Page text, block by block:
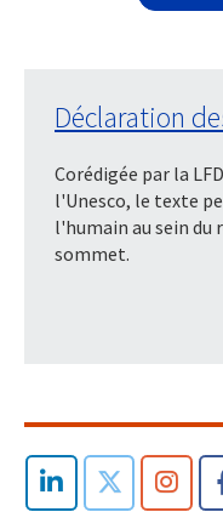
Déclaration
Corédigée par la
l'Unesco, le texte
l'humain au sein du
sommet.